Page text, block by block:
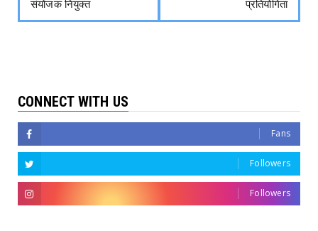
संयोजक नियुक्त
प्रतियोगिता
CONNECT WITH US
Fans
Followers
Followers